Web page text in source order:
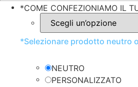
*COME CONFEZIONIAMO IL
*Selezionare prodotto neutro
NEUTRO
PERSONALIZZATO